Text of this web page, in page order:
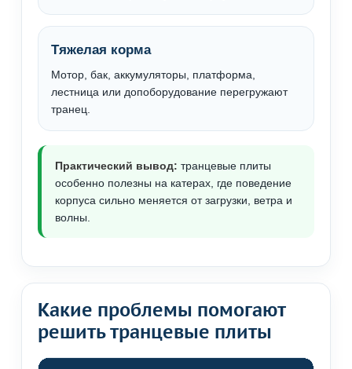
Тяжелая корма
Мотор, бак, аккумуляторы, платформа,
лестница или допоборудование перегружают
транец.
Практический вывод: транцевые плиты
особенно полезны на катерах, где поведение
корпуса сильно меняется от загрузки, ветра и
волны.
Какие проблемы помогают
решить транцевые плиты